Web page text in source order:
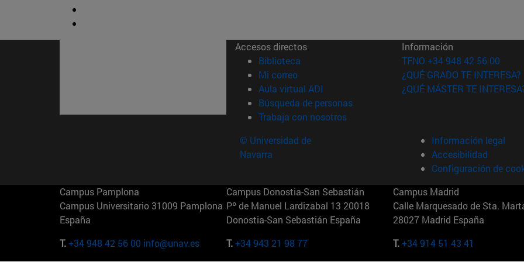
Accesos directos
Biblioteca (abre en nueva ventana)
Mi correo(abre en nueva ventana)
Aula virtual ADI (abre en nueva ventana)
Búsqueda de personas(abre en nueva ventana)
Trabaja con nosotros(abre en nueva ventana)
Información
TFNO +34 948 42 56 00
¿QUÉ GRADO TE INTERESA?
¿QUÉ MÁSTER TE
© Universidad de
Navarra
Información legal
Accesibilidad
Configuración de
Campus Pamplona
Campus Universitario 31009 Pamplona
España
T.+34 948 42 56 00 info@unav.es
Campus Donostia-San Sebastián
Pº de Manuel Lardizabal 13 20018
Donostia-San Sebastián España
T.+34 943 21 98 77
Campus Madrid
Calle Marquesado de Sta.
28027 Madrid España
T.+34 914 51 43 41